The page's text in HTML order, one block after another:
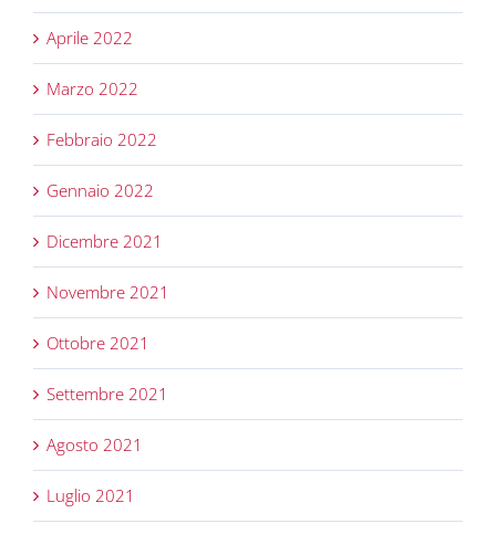
Aprile 2022
Marzo 2022
Febbraio 2022
Gennaio 2022
Dicembre 2021
Novembre 2021
Ottobre 2021
Settembre 2021
Agosto 2021
Luglio 2021